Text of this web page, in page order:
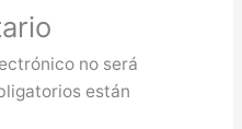
no será
están